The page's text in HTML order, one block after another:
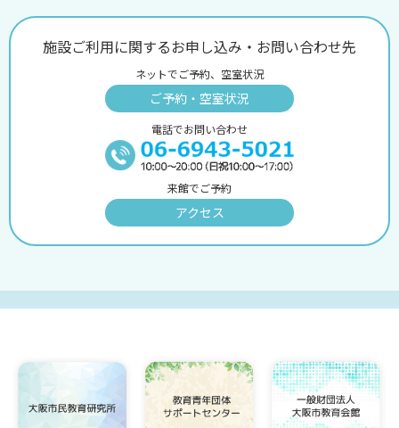
施設ご利用に関するお申し込み・お問い合わせ先
ネットでご予約、空室状況
ご予約・空室状況
電話でお問い合わせ
来館でご予約
アクセス